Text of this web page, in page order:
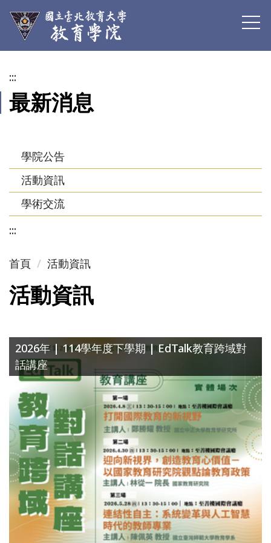
跳
到
內
容
區
:::
最新消息
學院公告
活動資訊
學術交流
:::
首頁 活動資訊
活動資訊
2026年 | 114學年度下學期 | EdTalk教育跨域對
話講座